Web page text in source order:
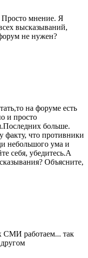
Просто мнение. Я
высказываний,
не нужен?
на форуме есть
и просто
больше.
факту, что противники
небольшого ума и
себя, убедитесь.А
Объясните,
СМИ работаем... так